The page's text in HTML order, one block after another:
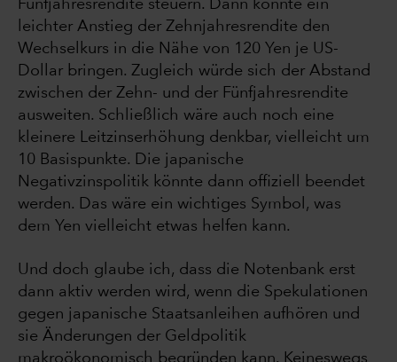
Fünfjahresrendite steuern. Dann könnte ein
leichter Anstieg der Zehnjahresrendite den
Wechselkurs in die Nähe von 120 Yen je US-
Dollar bringen. Zugleich würde sich der Abstand
zwischen der Zehn- und der Fünfjahresrendite
ausweiten. Schließlich wäre auch noch eine
kleinere Leitzinserhöhung denkbar, vielleicht um
10 Basispunkte. Die japanische
Negativzinspolitik könnte dann offiziell beendet
werden. Das wäre ein wichtiges Symbol, was
dem Yen vielleicht etwas helfen kann.
Und doch glaube ich, dass die Notenbank erst
dann aktiv werden wird, wenn die Spekulationen
gegen japanische Staatsanleihen aufhören und
sie Änderungen der Geldpolitik
makroökonomisch begründen kann. Keineswegs